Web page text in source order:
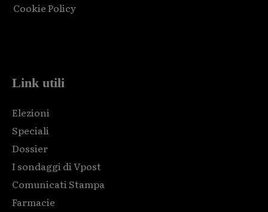
Cookie Policy
Link utili
Elezioni
Speciali
Dossier
I sondaggi di Vpost
Comunicati Stampa
Farmacie